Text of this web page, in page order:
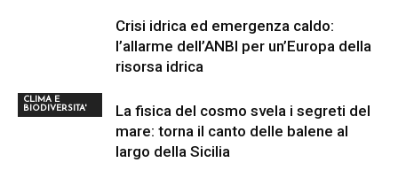
CLIMA E
BIODIVERSITA'
Crisi idrica ed emergenza caldo:
l’allarme dell’ANBI per un’Europa della
risorsa idrica
La fisica del cosmo svela i segreti del
mare: torna il canto delle balene al
largo della Sicilia